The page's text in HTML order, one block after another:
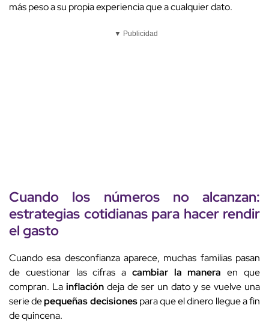
más peso a su propia experiencia que a cualquier dato.
▼ Publicidad
Cuando los números no alcanzan:
estrategias cotidianaspara hacer rendir
el gasto
Cuando esa desconfianza aparece, muchas familias pasan
de cuestionar las cifras a cambiar la manera en que
compran. La inflación deja de ser un dato y se vuelve una
serie depequeñas decisionespara que el dinero llegue a fin
de quincena.